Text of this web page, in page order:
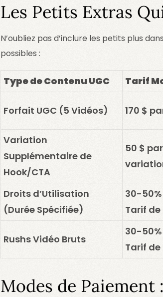
Les Petits Extras
N’oubliez pas d’inclure les petits plus
possibles :
Type de Contenu UGC Tarif
Forfait UGC (5 Vidéos) 170 $
Variation
Supplémentaire de
Hook/CTA
50 $ par
Droits d’Utilisation
(Durée Spécifiée)
30-
Tarif de
Rushs Vidéo Bruts
30-
Tarif de
Modes de